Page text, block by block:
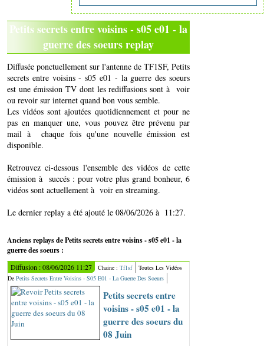
Petits secrets entre voisins - s05 e01 - la
guerre des soeurs replay
Diffusée ponctuellement sur l'antenne de TF1SF, Petits
secrets entre voisins - s05 e01 - la guerre des soeurs
est une émission TV dont les rediffusions sont à voir
ou revoir sur internet quand bon vous semble.
Les vidéos sont ajoutées quotidiennement et pour ne
pas en manquer une, vous pouvez être prévenu par
mail à chaque fois qu'une nouvelle émission est
disponible.
Retrouvez ci-dessous l'ensemble des vidéos de cette
émission à succés : pour votre plus grand bonheur, 6
vidéos sont actuellement à voir en streaming.
Le dernier replay a été ajouté le 08/06/2026 à 11:27.
Anciens replays de Petits secrets entre voisins - s05 e01 - la
guerre des soeurs :
Diffusion : 08/06/2026 11:27 Chaine : Tf1sf
Toutes Les Vidéos
De Petits Secrets Entre Voisins - S05 E01 - La Guerre Des Soeurs
Petits secrets entre
voisins - s05 e01 - la
guerre des soeurs du
08 Juin